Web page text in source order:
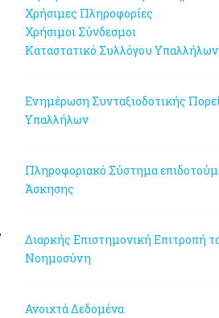
Χρήσιμες Πληροφορίες
Χρήσιμοι Σύνδεσμοι
Καταστατικό Συλλόγου
Ενημέρωση Συνταξιοδοτικής
Υπαλλήλων
Πληροφοριακό Σύστημα
Άσκησης
Διαρκής Επιστημονική Επιτροπή
Νοημοσύνη
Ανοιχτά Δεδομένα